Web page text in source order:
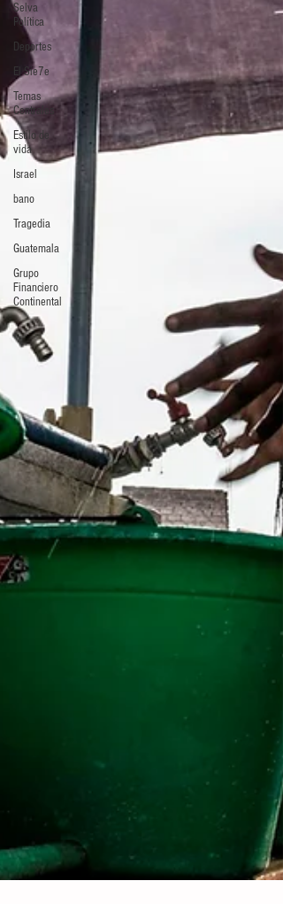
Selva
Política
Deportes
El Sie7e
Temas
Centrales
Estilo de
vida
Israel
bano
Tragedia
Guatemala
Grupo
Financiero
Continental